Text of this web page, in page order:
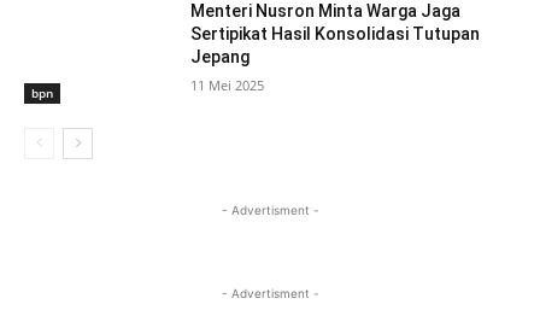
bpn
Menteri Nusron Minta Warga Jaga
Sertipikat Hasil Konsolidasi Tutupan
Jepang
11 Mei 2025
- Advertisment -
- Advertisment -